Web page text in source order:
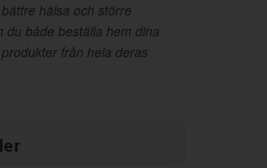
hälsa och större
du både beställa hem dina
från hela deras